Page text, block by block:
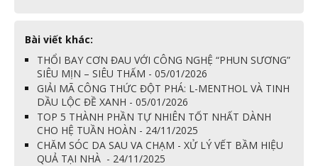
Bài viết khác:
THỔI BAY CƠN ĐAU VỚI CÔNG NGHỆ “PHUN SƯƠNG”
SIÊU MỊN – SIÊU THẤM - 05/01/2026
GIẢI MÃ CÔNG THỨC ĐỘT PHÁ: L-MENTHOL VÀ TINH
DẦU LỘC ĐỀ XANH - 05/01/2026
TOP 5 THÀNH PHẦN TỰ NHIÊN TỐT NHẤT DÀNH
CHO HỆ TUẦN HOÀN - 24/11/2025
CHĂM SÓC DA SAU VA CHẠM - XỬ LÝ VẾT BẦM HIỆU
QUẢ TẠI NHÀ - 24/11/2025